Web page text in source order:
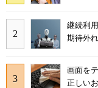
継続利
期待外
画面を
正しい